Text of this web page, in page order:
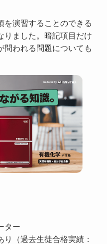
を演習することのできる
りました。暗記項目だけ
問われる問題についても
ター
（過去生徒合格実績：